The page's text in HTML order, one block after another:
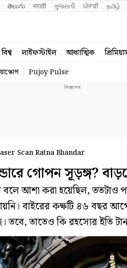
తెలుగు मराठी ગુજરાતી ਪੰਜਾਬੀ தமிழ்
বিশ্ব লাইফস্টাইল আধ্যাত্মিক
Pujoy Pulse
Scan Ratna Bhandar
গোপন সূড়ঙ্গ?
আশা করা হয়েছিল, ততটাও
বাইরের কক্ষটি ৪৬ বছর
তাতেও কি রহস্যের ইতি